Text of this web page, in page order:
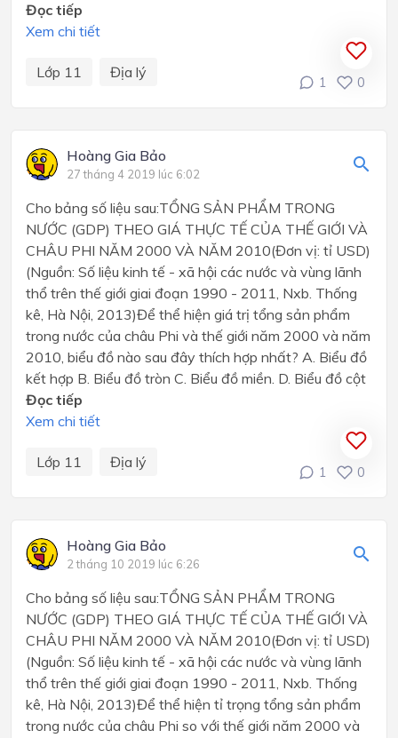
Đọc tiếp
Xem chi tiết
Lớp 11 Địa lý
1 0
Hoàng Gia Bảo
27 tháng 4 2019 lúc 6:02
Cho bảng số liệu sau:TỔNG SẢN PHẨM TRONG
NƯỚC (GDP) THEO GIÁ THỰC TẾ CỦA THẾ GIỚI VÀ
CHÂU PHI NĂM 2000 VÀ NĂM 2010(Đơn vị: tỉ USD)
(Nguồn: Số liệu kinh tế - xã hội các nước và vùng lãnh
thổ trên thế giới giai đoạn 1990 - 2011, Nxb. Thống
kê, Hà Nội, 2013)Để thể hiện giá trị tổng sản phẩm
trong nước của châu Phi và thế giới năm 2000 và năm
2010, biểu đồ nào sau đây thích hợp nhất? A. Biểu đồ
kết hợp B. Biểu đồ tròn C. Biểu đồ miền. D. Biểu đồ cột
Đọc tiếp
Xem chi tiết
Lớp 11 Địa lý
1 0
Hoàng Gia Bảo
2 tháng 10 2019 lúc 6:26
Cho bảng số liệu sau:TỔNG SẢN PHẨM TRONG
NƯỚC (GDP) THEO GIÁ THỰC TẾ CỦA THẾ GIỚI VÀ
CHÂU PHI NĂM 2000 VÀ NĂM 2010(Đơn vị: tỉ USD)
(Nguồn: Số liệu kinh tế - xã hội các nước và vùng lãnh
thổ trên thế giới giai đoạn 1990 - 2011, Nxb. Thống
kê, Hà Nội, 2013)Để thể hiện tỉ trọng tổng sản phẩm
trong nước của châu Phi so với thế giới năm 2000 và